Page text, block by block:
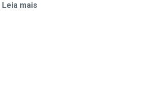
Leia mais